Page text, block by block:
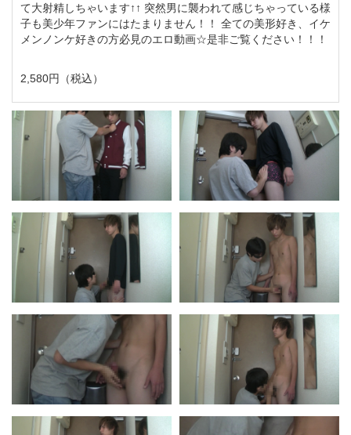
て大射精しちゃいます↑↑ 突然男に襲われて感じちゃっている様
子も美少年ファンにはたまりません！！ 全ての美形好き、イケ
メンノンケ好きの方必見のエロ動画☆是非ご覧ください！！！
2,580円（税込）